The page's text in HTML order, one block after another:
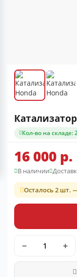
Кол-во на складе:
16 000 р.
В наличии
Осталось 2 шт.
− +